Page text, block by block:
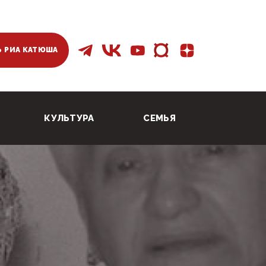
РИА КАТЮША
КУЛЬТУРА СЕМЬЯ